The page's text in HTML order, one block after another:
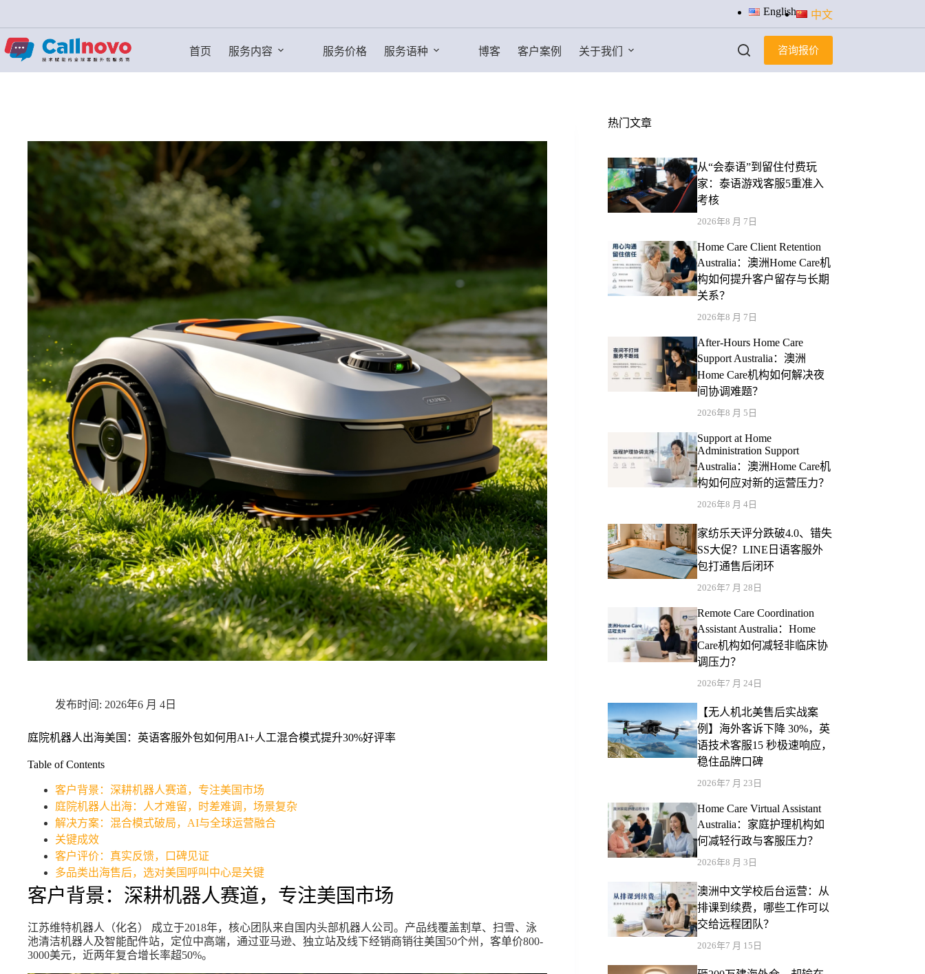
过
内
容
English 中文
首页 服务内容 服务价格 服务语种 博客 客户案例 关于我们 咨询报价
2026年6 月 4日
庭院机器人出海美国：英语客服外包如何用AI+人工混合模式提升30%好评率
Table of Contents
客户背景：深耕机器人赛道，专注美国市场
庭院机器人出海：人才难留，时差难调，场景复杂
解决方案：混合模式破局，AI与全球运营融合
关键成效
客户评价：真实反馈，口碑见证
多品类出海售后，选对美国呼叫中心是关键
客户背景：深耕机器人赛道，专注美国市场
江苏维特机器人（化名） 成立于2018年，核心团队来自国内头部机器人公司。产品线覆盖割草、扫雪、泳
池清洁机器人及智能配件站，定位中高端，通过亚马逊、独立站及线下经销商销往美国50个州，客单价800-
3000美元，近两年复合增长率超50%。
热门文章
从“会泰语”到留住付费玩
家：泰语游戏客服5重准入
考核
2026年8 月 7日
Home Care Client Retention
Australia：澳洲Home Care机
构如何提升客户留存与长期
关系？
2026年8 月 7日
After-Hours Home Care
Support Australia：澳洲
Home Care机构如何解决夜
间协调难题？
2026年8 月 5日
Support at Home
Administration Support
Australia：澳洲Home Care机
构如何应对新的运营压力？
2026年8 月 4日
家纺乐天评分跌破4.0、错失
SS大促？LINE日语客服外
包打通售后闭环
2026年7 月 28日
Remote Care Coordination
Assistant Australia：Home
Care机构如何减轻非临床协
调压力？
2026年7 月 24日
【无人机北美售后实战案
例】海外客诉下降 30%，英
语技术客服15 秒极速响应，
稳住品牌口碑
2026年7 月 23日
Home Care Virtual Assistant
Australia：家庭护理机构如
何减轻行政与客服压力？
2026年8 月 3日
澳洲中文学校后台运营：从
排课到续费，哪些工作可以
交给远程团队？
2026年7 月 15日